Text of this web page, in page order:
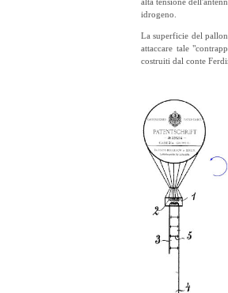
idrogeno.
La superficie del
attaccare tale
costruiti dal conte